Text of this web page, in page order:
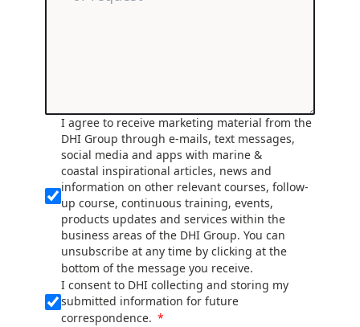
I agree to receive marketing material from the
DHI Group through e-mails, text messages,
social media and apps with marine &
coastal inspirational articles, news and
information on other relevant courses, follow-
up course, continuous training, events,
products updates and services within the
business areas of the DHI Group. You can
unsubscribe at any time by clicking at the
bottom of the message you receive.
I consent to DHI collecting and storing my
submitted information for future
correspondence.